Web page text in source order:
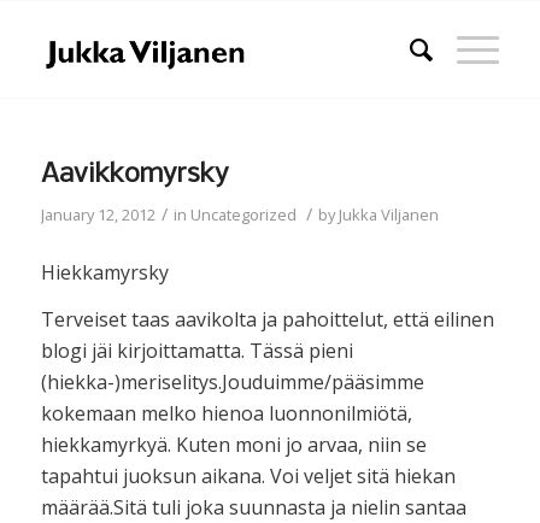
Aavikkomyrsky
January 12, 2012 / in Uncategorized / byJukka Viljanen
Hiekkamyrsky
Terveiset taas aavikolta ja pahoittelut, että eilinen
blogi jäi kirjoittamatta. Tässä pieni
(hiekka-)meriselitys.Jouduimme/pääsimme
kokemaan melko hienoa luonnonilmiötä,
hiekkamyrkyä. Kuten moni jo arvaa, niin se
tapahtui juoksun aikana. Voi veljet sitä hiekan
määrää.Sitä tuli joka suunnasta ja nielin santaa